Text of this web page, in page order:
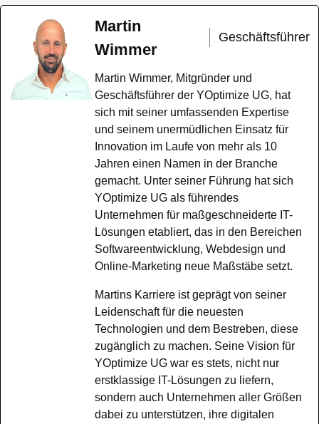
Martin
Wimmer
Geschäftsführer
Martin Wimmer, Mitgründer und
Geschäftsführer der YOptimize UG, hat
sich mit seiner umfassenden Expertise
und seinem unermüdlichen Einsatz für
Innovation im Laufe von mehr als 10
Jahren einen Namen in der Branche
gemacht. Unter seiner Führung hat sich
YOptimize UG als führendes
Unternehmen für maßgeschneiderte IT-
Lösungen etabliert, das in den Bereichen
Softwareentwicklung, Webdesign und
Online-Marketing neue Maßstäbe setzt.
Martins Karriere ist geprägt von seiner
Leidenschaft für die neuesten
Technologien und dem Bestreben, diese
zugänglich zu machen. Seine Vision für
YOptimize UG war es stets, nicht nur
erstklassige IT-Lösungen zu liefern,
sondern auch Unternehmen aller Größen
dabei zu unterstützen, ihre digitalen